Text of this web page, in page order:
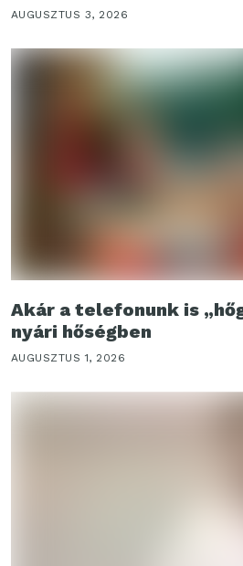
AUGUSZTUS 3, 2026
Akár a telefonunk is
nyári hőségben
AUGUSZTUS 1, 2026